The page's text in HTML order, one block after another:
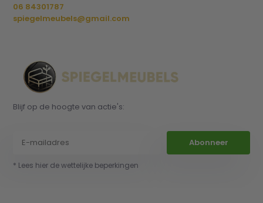
06 84301787
spiegelmeubels@gmail.com
Blijf op de hoogte van actie's:
Abonneer
* Lees hier de wettelijke beperkingen